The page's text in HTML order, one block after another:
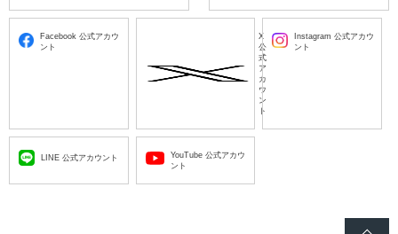
Facebook 公式アカウ
ント
X
公
式
ア
カ
ウ
ン
ト
Instagram 公式アカウ
ント
LINE 公式アカウント
YouTube 公式アカウ
ント